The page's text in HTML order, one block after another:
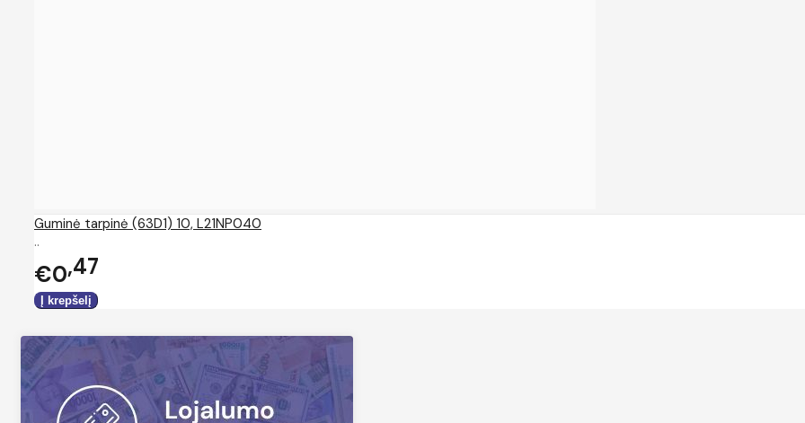
Guminė tarpinė (63D1) 10, L21NP040
..
€0 47